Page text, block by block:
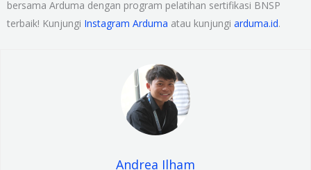
bersama Arduma dengan program pelatihan sertifikasi BNSP
terbaik! Kunjungi Instagram Arduma atau kunjungi arduma.id.
Andrea Ilham